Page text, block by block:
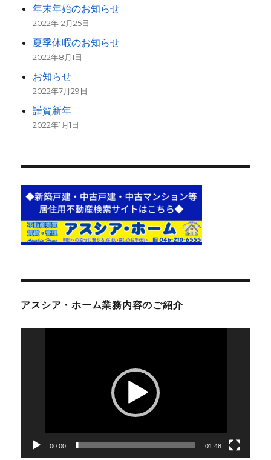
年末年始のお知らせ
2022年12月25日
夏季休暇のお知らせ
2022年8月1日
お知らせ
2022年7月29日
謹賀新年
2022年1月1日
アスシア・ホーム業務内容のご紹介
00:00 01:48